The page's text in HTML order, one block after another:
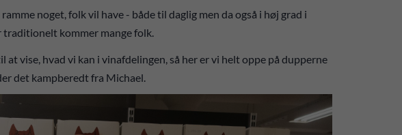
noget, folk vil have - både til daglig men da også i høj grad i
kommer mange folk.
vise, hvad vi kan i vinafdelingen, så her er vi helt oppe på dupperne
det kampberedt fra Michael.